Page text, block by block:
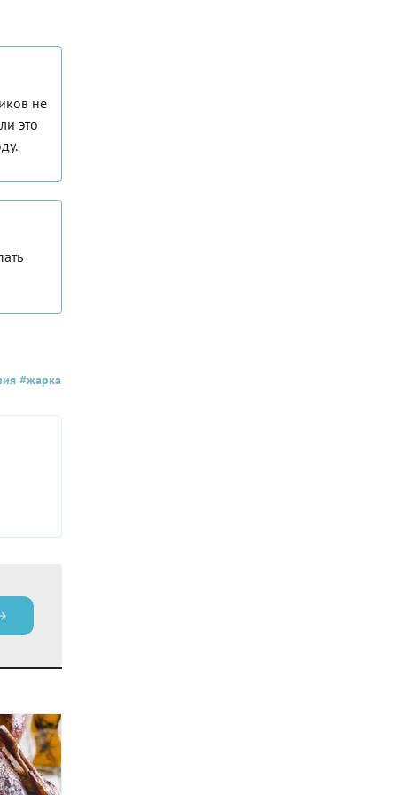
не
это
#жарка